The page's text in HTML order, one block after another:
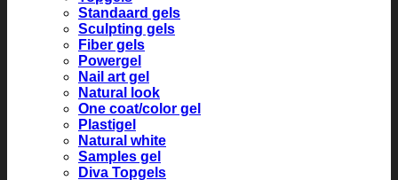
Standaard gels
Sculpting gels
Fiber gels
Powergel
Nail art gel
Natural look
One coat/color gel
Plastigel
Natural white
Samples gel
Diva Topgels